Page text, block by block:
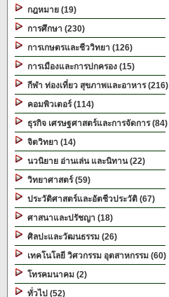
กฎหมาย (19)
การศึกษา (230)
การเกษตรและชีววิทยา (126)
การเมืองและการปกครอง (15)
กีฬา ท่องเที่ยว สุขภาพและอาหาร (216)
คอมพิวเตอร์ (114)
ธุรกิจ เศรษฐศาสตร์และการจัดการ (84)
จิตวิทยา (14)
นวนิยาย อ่านเล่น และนิทาน (22)
วิทยาศาสตร์ (59)
ประวัติศาสตร์และอัตชีวประวัติ (67)
ศาสนาและปรัชญา (18)
ศิลปะและวัฒนธรรม (26)
เทคโนโลยี วิศวกรรม อุตสาหกรรม (60)
โทรคมนาคม (2)
ทั่วไป (52)